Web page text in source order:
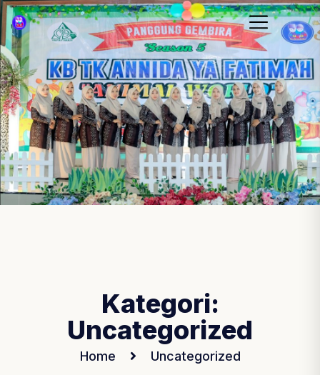
Kategori:
Uncategorized
Home Uncategorized